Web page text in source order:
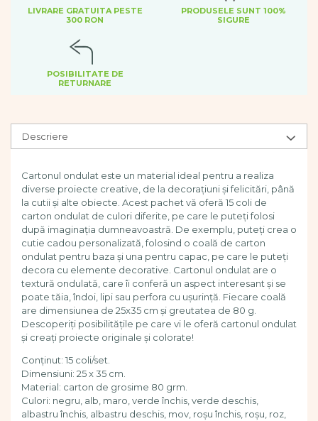
Jucarii de echilibru
Module din burete
Motricitate grosiera
Wellness
Apa si nisip
Dezvoltarea limbajului
Figurine
Mobilier gradinita
Montessori
Spații de joacă
Educatie inovativa
Anatomie
Comunicare
Dezvoltare timpurie
Experimente
Forme
Joc imaginativ
Jucării interactive
LIVRARE GRATUITA PESTE
300 RON
PRODUSELE SUNT 100%
SIGURE
POSIBILITATE DE
RETURNARE
Descriere
Cartonul ondulat este un material ideal pentru a realiza
diverse proiecte creative, de la decorațiuni și felicitări, până
la cutii și alte obiecte. Acest pachet vă oferă 15 coli de
carton ondulat de culori diferite, pe care le puteți folosi
după imaginația dumneavoastră. De exemplu, puteți crea o
cutie cadou personalizată, folosind o coală de carton
ondulat pentru baza și una pentru capac, pe care le puteți
decora cu elemente decorative. Cartonul ondulat are o
textură ondulată, care îi conferă un aspect interesant și se
poate tăia, îndoi, lipi sau perfora cu ușurință. Fiecare coală
are dimensiunea de 25x35 cm și greutatea de 80 g.
Descoperiți posibilitățile pe care vi le oferă cartonul ondulat
și creați proiecte originale și colorate!
Conținut: 15 coli/set.
Dimensiuni: 25 x 35 cm.
Material: carton de grosime 80 grm.
Culori: negru, alb, maro, verde închis, verde deschis,
albastru închis, albastru deschis, mov, roșu închis, roșu, roz,